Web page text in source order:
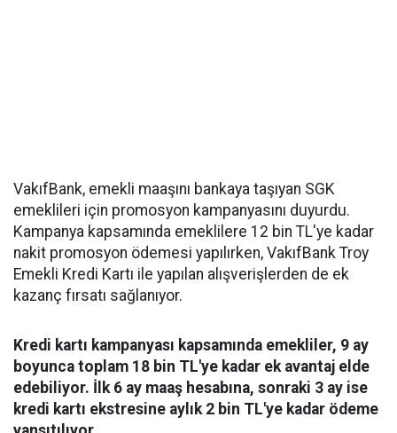
VakıfBank, emekli maaşını bankaya taşıyan SGK
emeklileri için promosyon kampanyasını duyurdu.
Kampanya kapsamında emeklilere 12 bin TL'ye kadar
nakit promosyon ödemesi yapılırken, VakıfBank Troy
Emekli Kredi Kartı ile yapılan alışverişlerden de ek
kazanç fırsatı sağlanıyor.
Kredi kartı kampanyası kapsamında emekliler, 9 ay
boyunca toplam 18 bin TL'ye kadar ek avantaj elde
edebiliyor. İlk 6 ay maaş hesabına, sonraki 3 ay ise
kredi kartı ekstresine aylık 2 bin TL'ye kadar ödeme